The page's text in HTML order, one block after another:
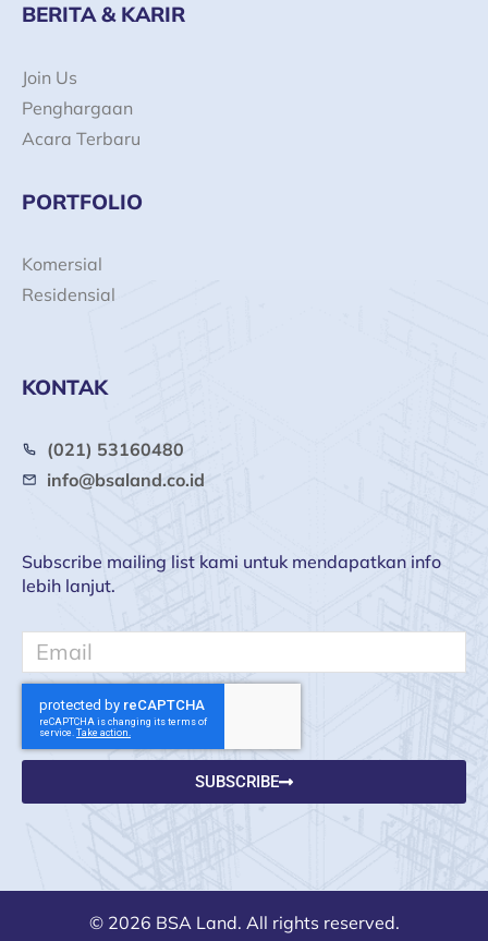
BERITA & KARIR
Join Us
Penghargaan
Acara Terbaru
PORTFOLIO
Komersial
Residensial
KONTAK
(021) 53160480
info@bsaland.co.id
Subscribe mailing list kami untuk mendapatkan info
lebih lanjut.
Email
SUBSCRIBE
© 2026 BSA Land. All rights reserved.